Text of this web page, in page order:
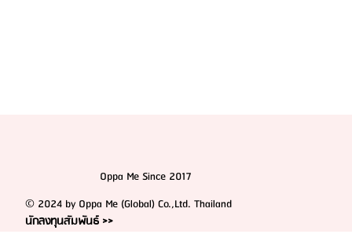
Oppa Me Since 2017
© 2024 by Oppa Me (Global) Co.,Ltd. Thailand
นักลงทุนสัมพันธ์ >>